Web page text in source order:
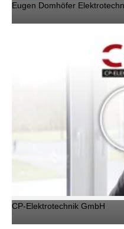
Eugen Domhöfer
CP-Elektrotechnik GmbH